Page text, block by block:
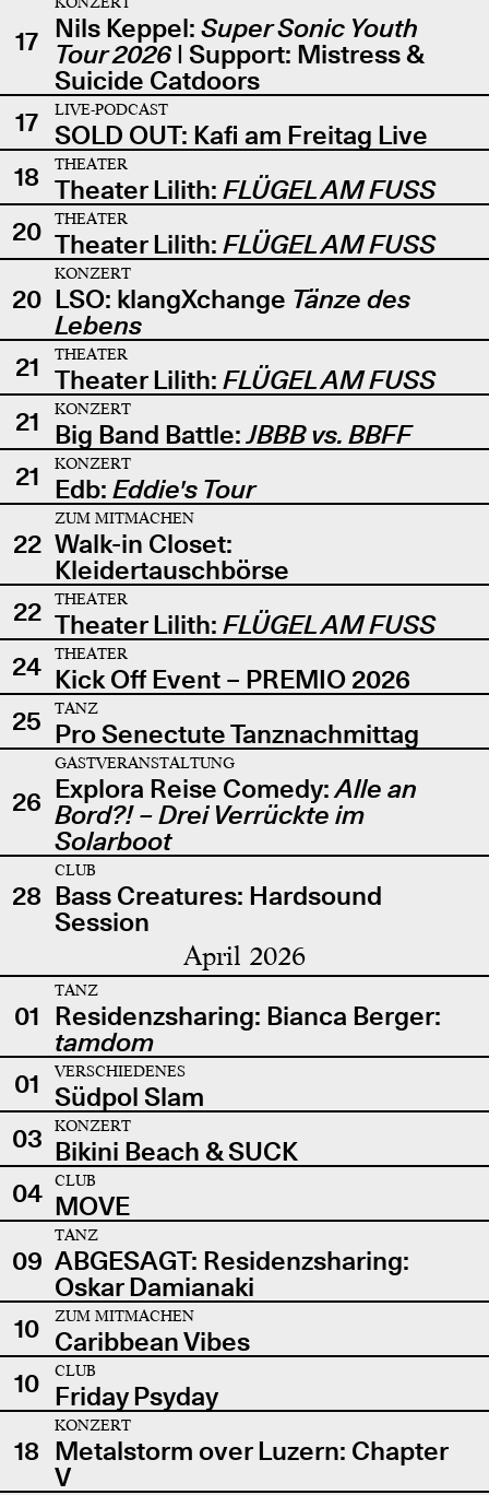
17 Nils Keppel: Super Sonic Youth
Tour 2026| Support: Mistress &
Suicide Catdoors
17
LIVE-PODCAST
SOLD OUT: Kafi am Freitag Live
18
THEATER
Theater Lilith: FLÜGEL AM FUSS
20
THEATER
Theater Lilith: FLÜGEL AM FUSS
20
KONZERT
LSO: klangXchange Tänze des
Lebens
21
THEATER
Theater Lilith: FLÜGEL AM FUSS
21
KONZERT
Big Band Battle:JBBB vs. BBFF
21
KONZERT
Edb: Eddie's Tour
22
ZUM MITMACHEN
Walk-in Closet:
Kleidertauschbörse
22
THEATER
Theater Lilith: FLÜGEL AM FUSS
24
THEATER
Kick Off Event – PREMIO 2026
25
TANZ
Pro Senectute Tanznachmittag
26
GASTVERANSTALTUNG
Explora Reise Comedy:Alle an
Bord?! – Drei Verrückte im
Solarboot
28
CLUB
Bass Creatures: Hardsound
Session
April 2026
01
TANZ
Residenzsharing: Bianca Berger:
tamdom
01
VERSCHIEDENES
Südpol Slam
03
KONZERT
Bikini Beach & SUCK
04
CLUB
MOVE
09
TANZ
ABGESAGT: Residenzsharing:
Oskar Damianaki
10
ZUM MITMACHEN
Caribbean Vibes
10
CLUB
Friday Psyday
18
KONZERT
Metalstorm over Luzern: Chapter
V